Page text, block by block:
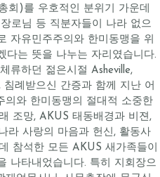
회)를 우호적인 분위기 가운데
로님 등 직분자들이 나라 없으
자유민주주의와 한미동맹을 위
다는 뜻을 나누는 자리였습니다.
류하던 젊은시절 Asheville,
례받으신 간증과 함께 지난 어
의와 한미동맹의 절대적 소중한
조망, AKUS 태동배경과 비젼,
라 사랑의 마음과 헌신, 활동사
참석한 모든 AKUS 새가족들이
나타내었습니다. 특히 지회장으